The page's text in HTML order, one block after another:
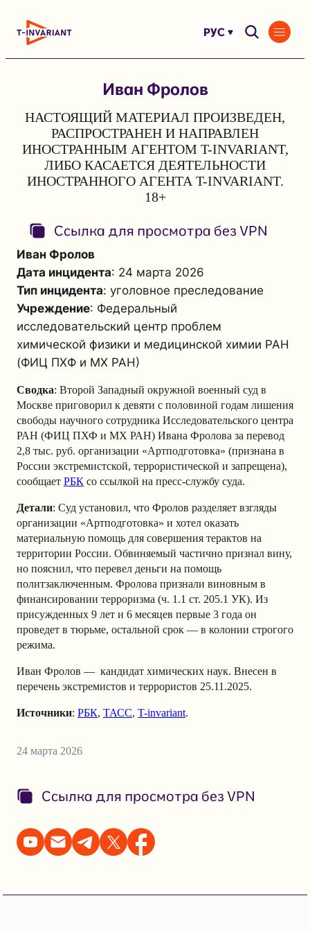
РУС
Иван Фролов
НАСТОЯЩИЙ МАТЕРИАЛ ПРОИЗВЕДЕН,
РАСПРОСТРАНЕН И НАПРАВЛЕН
ИНОСТРАННЫМ АГЕНТОМ T-INVARIANT,
ЛИБО КАСАЕТСЯ ДЕЯТЕЛЬНОСТИ
ИНОСТРАННОГО АГЕНТА T-INVARIANT.
18+
Ссылка для просмотра без VPN
Иван Фролов
Дата инцидента: 24 марта 2026
Тип инцидента: уголовное преследование
Учреждение: Федеральный
исследовательский центр проблем
химической физики и медицинской химии РАН
(ФИЦ ПХФ и МХ РАН)
Сводка: Второй Западный окружной военный суд в
Москве приговорил к девяти с половиной годам лишения
свободы научного сотрудника Исследовательского центра
РАН (ФИЦ ПХФ и МХ РАН) Ивана Фролова за перевод
2,8 тыс. руб. организации «Артподготовка» (признана в
России экстремистской, террористической и запрещена),
сообщает РБК со ссылкой на пресс-службу суда.
Детали: Суд установил, что Фролов разделяет взгляды
организации «Артподготовка» и хотел оказать
материальную помощь для совершения терактов на
территории России. Обвиняемый частично признал вину,
но пояснил, что перевел деньги на помощь
политзаключенным. Фролова признали виновным в
финансировании терроризма (ч. 1.1 ст. 205.1 УК). Из
присужденных 9 лет и 6 месяцев первые 3 года он
проведет в тюрьме, остальной срок — в колонии строгого
режима.
Иван Фролов — кандидат химических наук. Внесен в
перечень экстремистов и террористов 25.11.2025.
Источники: РБК, ТАСС, T-invariant.
24 марта 2026
Ссылка для просмотра без VPN